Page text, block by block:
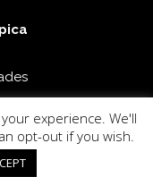
Samaranch
experience. We'll
opt-out if you wish.